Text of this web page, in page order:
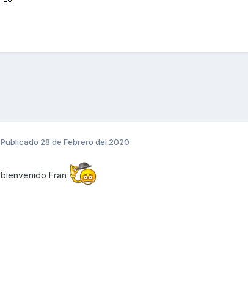
Publicado 28 de Febrero del 2020
bienvenido Fran